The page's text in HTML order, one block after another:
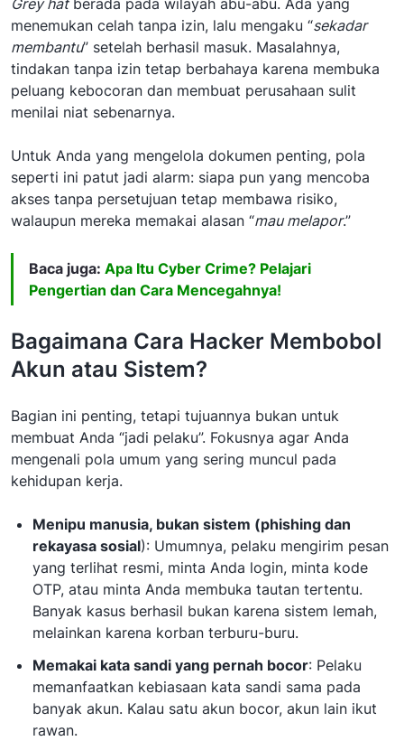
menemukan celah tanpa izin, lalu mengaku “sekadar
membantu” setelah berhasil masuk. Masalahnya,
tindakan tanpa izin tetap berbahaya karena membuka
peluang kebocoran dan membuat perusahaan sulit
menilai niat sebenarnya.
Untuk Anda yang mengelola dokumen penting, pola
seperti ini patut jadi alarm: siapa pun yang mencoba
akses tanpa persetujuan tetap membawa risiko,
walaupun mereka memakai alasan “mau melapor.”
Baca juga: Apa Itu Cyber Crime? Pelajari
Pengertian dan Cara Mencegahnya!
Bagaimana Cara Hacker Membobol
Akun atau Sistem?
Bagian ini penting, tetapi tujuannya bukan untuk
membuat Anda “jadi pelaku”. Fokusnya agar Anda
mengenali pola umum yang sering muncul pada
kehidupan kerja.
Menipu manusia, bukan sistem (phishing dan
rekayasa sosial): Umumnya, pelaku mengirim pesan
yang terlihat resmi, minta Anda login, minta kode
OTP, atau minta Anda membuka tautan tertentu.
Banyak kasus berhasil bukan karena sistem lemah,
melainkan karena korban terburu-buru.
Memakai kata sandi yang pernah bocor: Pelaku
memanfaatkan kebiasaan kata sandi sama pada
banyak akun. Kalau satu akun bocor, akun lain ikut
rawan.